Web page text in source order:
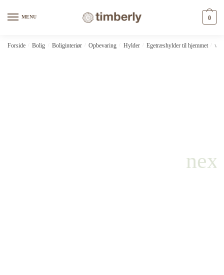
MENU 0
Forside Bolig Boliginteriør Opbevaring Hylder Egetræshylder til hjemmet